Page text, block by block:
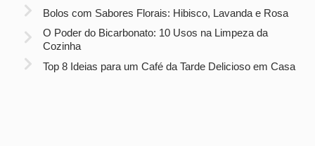
Bolos com Sabores Florais: Hibisco, Lavanda e Rosa
O Poder do Bicarbonato: 10 Usos na Limpeza da
Cozinha
Top 8 Ideias para um Café da Tarde Delicioso em Casa